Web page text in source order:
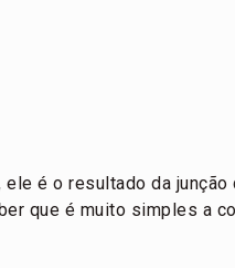
é o resultado da junção
que é muito simples a